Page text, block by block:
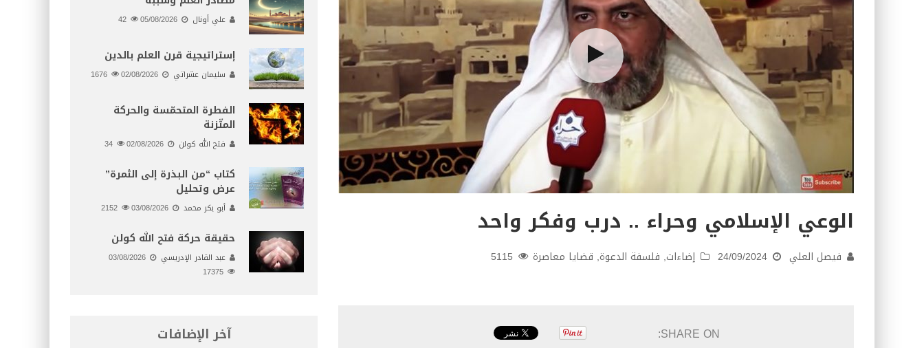
الوعي الإسلامي وحراء .. درب وفكر واحد
فيصل العلي 24/09/2024 إضاءات, فلسفة الدعوة, قضايا معاصرة
SHARE ON:
علي أونال 05/08/2026
إستراتيجية قرن العلم بالدين
سليمان عشراتي 02/08/2026
الفطرة المتحمّسة والحركة
المتّزنة
فتح الله كولن 02/08/2026
كتاب “من البذرة إلى الثمرة”
عرض وتحليل
أبو بكر محمد 03/08/2026
حقيقة حركة فتح الله كولن
عبد القادر الإدريسي
03/08/2026
آخر الإضافات